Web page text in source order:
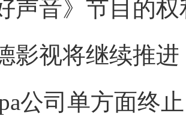
声音》节目的
影视将继续推
公司单方面终